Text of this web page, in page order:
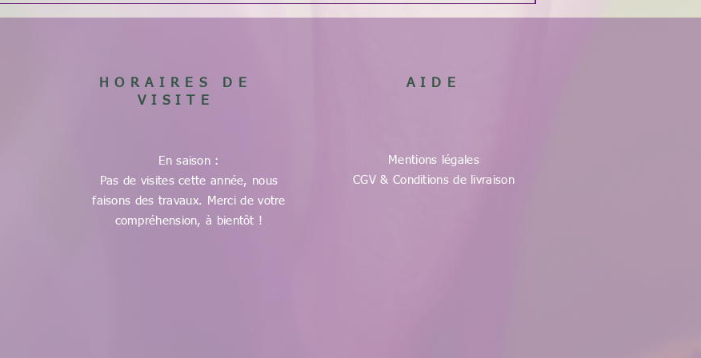
HORAIRES DE
VISITE
AIDE
En saison :
Pas de visites cette année, nous
faisons des travaux. Merci de votre
compréhension, à bientôt !
Mentions légales
CGV & Conditions de livraison